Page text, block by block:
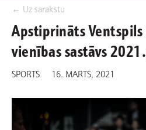
← Uz sarakstu
Apstiprināts
vienības sastāvs
SPORTS 16. MARTS, 2021